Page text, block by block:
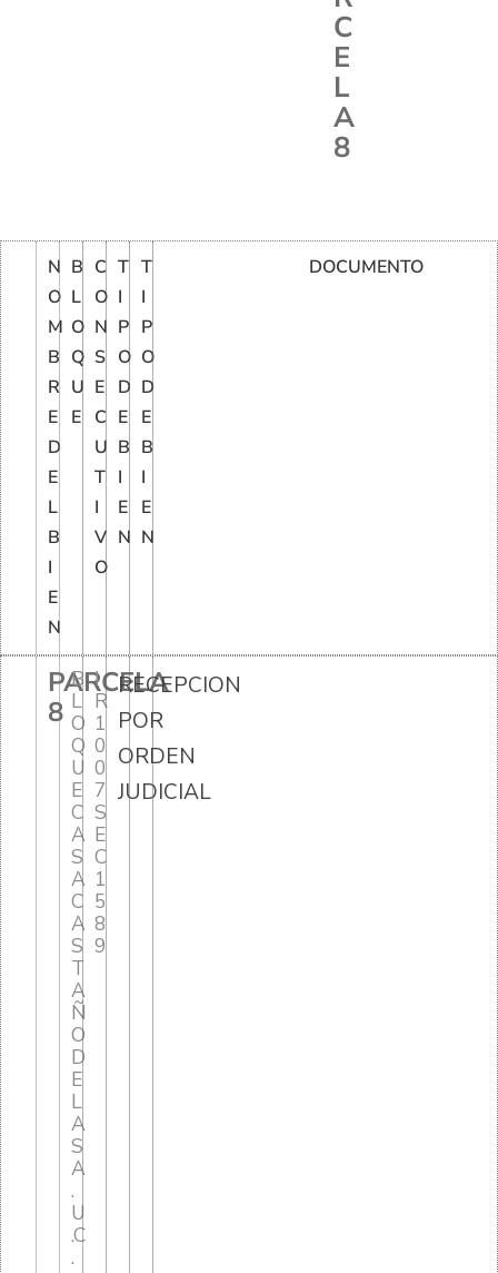
C
E
L
A
8
N
O
M
B
R
E
D
E
L
B
I
E
N
B
L
O
Q
U
E
C
O
N
S
E
C
U
T
I
V
O
T
I
P
O
D
E
B
I
E
N
T
I
P
O
D
E
B
I
E
N
DOCUMENTO
PARCELA
8
B
L
O
Q
U
E
C
A
S
A
C
A
S
T
A
Ñ
O
D
E
L
A
S
A
.
U
.C
.
I
R
1
0
0
7
S
E
C
1
5
8
9
RECEPCION
POR
ORDEN
JUDICIAL